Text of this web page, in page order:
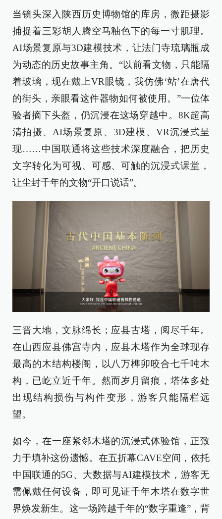
当镜头深入陕西历史博物馆的库房，微距摄影
捕捉着三彩胡人腾空马釉色下的每一寸肌理。
AI场景复原与3D建模技术，让法门寺琉璃瓶成
为动态的历史故事主角。“以前看文物，只能隔
着玻璃，现在戴上VR眼镜，我仿佛‘站’在唐代
的街头，亲眼看这件器物如何被使用。”一位体
验者摘下头盔，仍沉浸在这场穿越中。8K超高
清拍摄、AI场景复原、3D建模、VR沉浸式呈
现……中国联通将这些技术深度融合，把历史
文字转化为可视、可感、可触的沉浸式课堂，
让尘封千年的文物“开口说话”。
三晋大地，文脉绵长；应县古塔，阅尽千年。
在山西应县佛宫寺内，应县木塔作为全球现存
最高的木结构楼阁，以八万榫卯咬合七千吨木
构，已屹立近千年。然而岁月留痕，塔体多处
出现结构损伤与构件变形，游客只能隔栏远
望。
如今，在一座紧邻木塔的沉浸式体验馆，正致
力于填补这份遗憾。在五折幕CAVE空间，依托
中国联通的5G、大数据与AI建模技术，游客无
需佩戴任何设备，即可见证千年木塔在数字世
界焕发新生。这一场跨越千年的“数字重逢”，背